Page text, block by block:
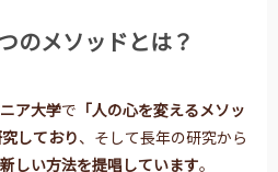
のメソッドとは？
ア大学で 「人の心を変えるメソッ
しており、そして長年の研究から
しい方法を提唱しています。